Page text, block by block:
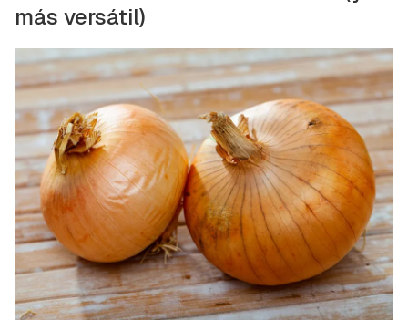
más versátil)